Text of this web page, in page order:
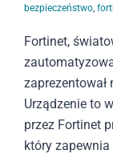
bezpieczeństwo
Fortinet,
zaprezentował
Urządzenie to
przez Fortinet
który